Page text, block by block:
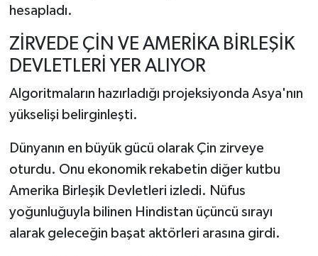
hesapladı.
ZİRVEDE ÇİN VE AMERİKA BİRLEŞİK
DEVLETLERİ YER ALIYOR
Algoritmaların hazırladığı projeksiyonda Asya'nın
yükselişi belirginleşti.
Dünyanın en büyük gücü olarak Çin zirveye
oturdu. Onu ekonomik rekabetin diğer kutbu
Amerika Birleşik Devletleri izledi. Nüfus
yoğunluğuyla bilinen Hindistan üçüncü sırayı
alarak geleceğin başat aktörleri arasına girdi.